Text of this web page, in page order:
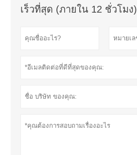
เร็วที่สุด (ภายใน 12 ชั่วโมง)